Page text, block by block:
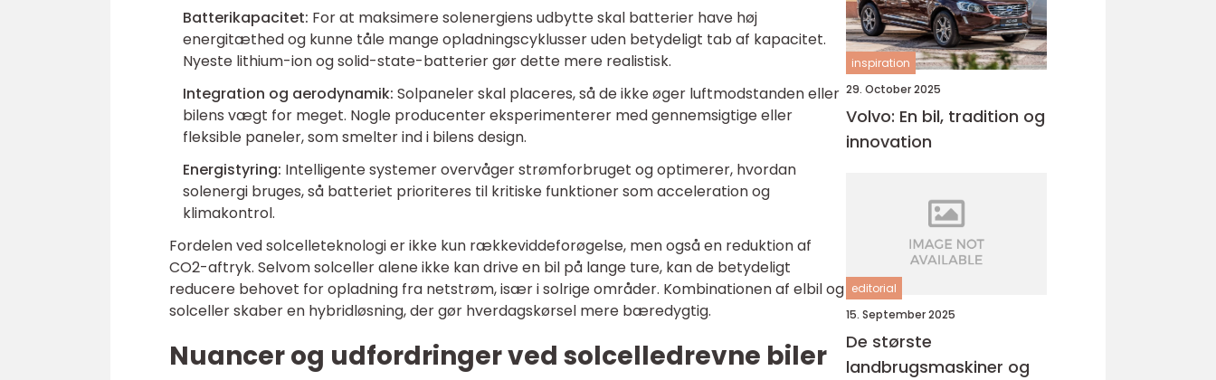
Batterikapacitet: For at maksimere solenergiens udbytte skal batterier have høj
energitæthed og kunne tåle mange opladningscyklusser uden betydeligt tab af kapacitet.
Nyeste lithium-ion og solid-state-batterier gør dette mere realistisk.
Integration og aerodynamik: Solpaneler skal placeres, så de ikke øger luftmodstanden eller
bilens vægt for meget. Nogle producenter eksperimenterer med gennemsigtige eller
fleksible paneler, som smelter ind i bilens design.
Energistyring: Intelligente systemer overvåger strømforbruget og optimerer, hvordan
solenergi bruges, så batteriet prioriteres til kritiske funktioner som acceleration og
klimakontrol.
Fordelen ved solcelleteknologi er ikke kun rækkeviddeforøgelse, men også en reduktion af
CO2-aftryk. Selvom solceller alene ikke kan drive en bil på lange ture, kan de betydeligt
reducere behovet for opladning fra netstrøm, især i solrige områder. Kombinationen af elbil og
solceller skaber en hybridløsning, der gør hverdagskørsel mere bæredygtig.
Nuancer og udfordringer ved solcelledrevne biler
inspiration
29. October 2025
Volvo: En bil, tradition og
innovation
editorial
15. September 2025
De største
landbrugsmaskiner og